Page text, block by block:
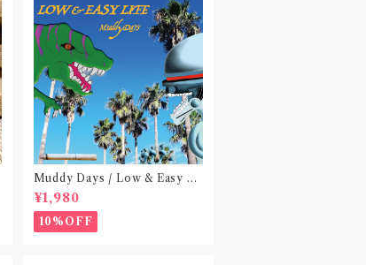
Muddy Days / Low & Easy Li
fe〝東京〟
¥1,980
10%OFF